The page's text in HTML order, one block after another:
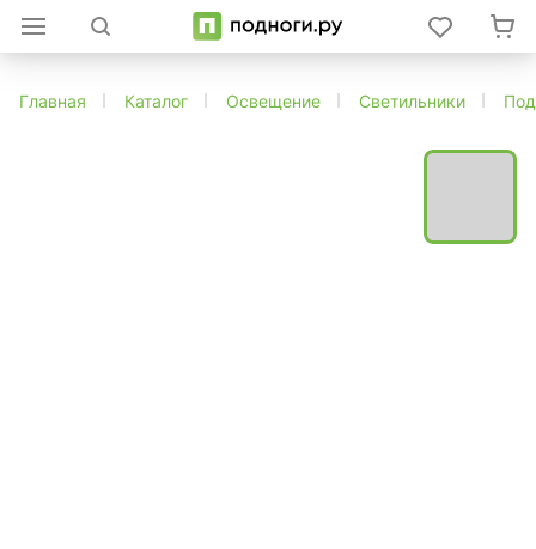
Главная Каталог Освещение Светильники